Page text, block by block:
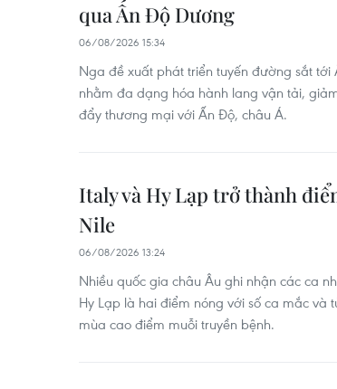
qua Ấn Độ Dương
06/08/2026 15:34
Nga đề xuất phát triển tuyến đường sắt
nhằm đa dạng hóa hành lang vận tải,
đẩy thương mại với Ấn Độ, châu Á.
Italy và Hy Lạp trở thành
Nile
06/08/2026 13:24
Nhiều quốc gia châu Âu ghi nhận các ca
Hy Lạp là hai điểm nóng với số ca mắc
mùa cao điểm muỗi truyền bệnh.